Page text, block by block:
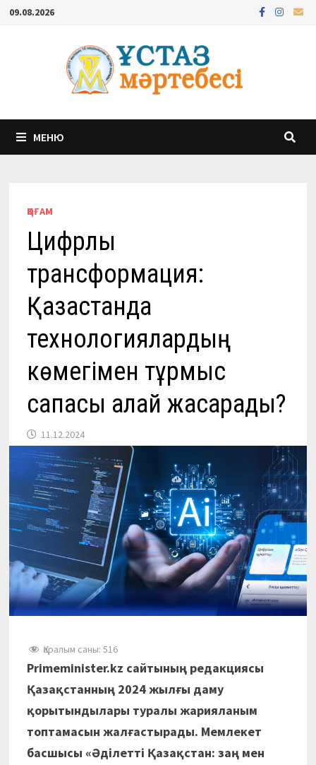
Перейти
содержимому
09.08.2026
МЕНЮ
ҚОҒАМ
Цифрлық
трансформация:
Қазақстанда
технологиялардың
көмегімен тұрмыс
сапасы қалай жақсарады?
11.12.2024
Қаралым саны: 516
Primeminister.kz сайтының редакциясы
Қазақстанның 2024 жылғы даму
қорытындылары туралы жарияланым
топтамасын жалғастырады. Мемлекет
басшысы «Әділетті Қазақстан: заң мен